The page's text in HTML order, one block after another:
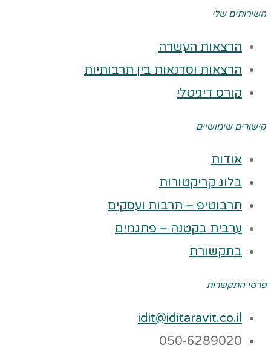
השירותים שלי
הרצאות העשרה
הרצאות וסדנאות בין תרבותיות
קורס דיגיטלי
קישורים שימושיים
אודות
בלוג קריקטורות
תרבוטיפ – תרבות ועסקים
ערבית בקטנה – פתגמים
בתקשורת
פרטי התקשרות
idit@iditaravit.co.il
050-6289020